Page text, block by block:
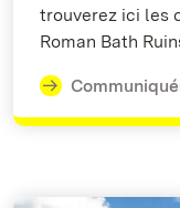
trouverez ici les
Roman Bath